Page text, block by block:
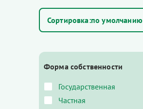
по умолчанию
Форма собственности
Государственная
Частная